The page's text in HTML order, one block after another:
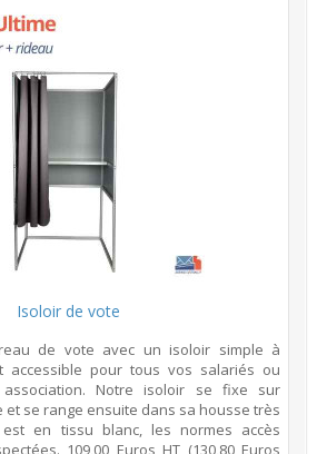
Isoloir de vote
de vote avec un isoloir simple à
accessible pour tous vos salariés ou
Notre isoloir se fixe sur
se range ensuite dans sa housse très
en tissu blanc, les normes accès
109,00 Euros HT (130,80 Euros